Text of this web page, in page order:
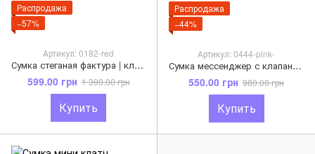
Распродажа
−57%
Артикул: 0182-red
Сумка стеганая фактура | клатч Лоран 0182 Красный
599.00 грн 1 390.00 грн
Купить
Распродажа
−44%
Артикул: 0444-pink-
Сумка мессенджер с клапаном цепочка на плечо с брелком А-0444 Розовая
550.00 грн 980.00 грн
Купить